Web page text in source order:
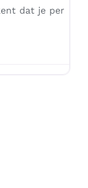
dat je per